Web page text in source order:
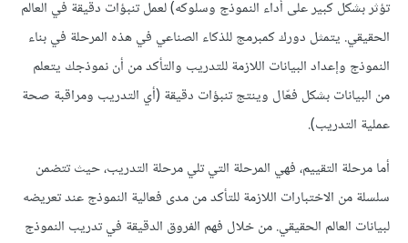
تؤثر بشكل كبير على أداء النموذج وسلوكه) لعمل تنبؤات دقيقة في العالم
الحقيقي. يتمثل دورك كمبرمج للذكاء الصناعي في هذه المرحلة في بناء
النموذج وإعداد البيانات اللازمة للتدريب والتأكد من أن نموذجك يتعلم
من البيانات بشكل فعّال وينتج تنبؤات دقيقة (أي التدريب ومراقبة صحة
عملية التدريب).
أما مرحلة التقييم، فهي المرحلة التي تلي مرحلة التدريب، حيث تتضمن
سلسلة من الاختبارات اللازمة للتأكد من مدى فعالية النموذج عند تعريضه
لبيانات العالم الحقيقي. من خلال فهم الفروق الدقيقة في تدريب النموذج